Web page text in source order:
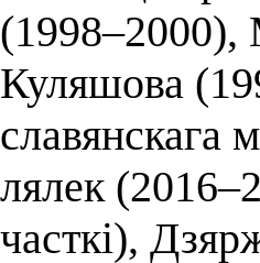
(1998–2000),
Куляшова
славянскага
лялек
часткі),